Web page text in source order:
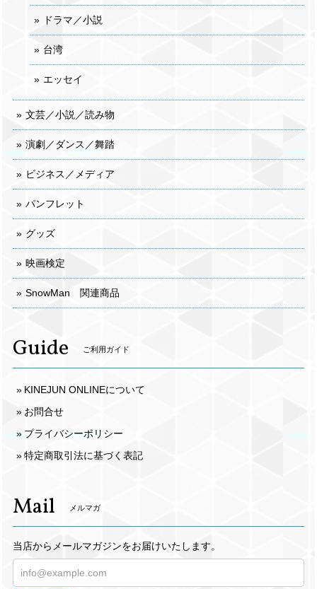
ドラマ／小説
台湾
エッセイ
文芸／小説／読み物
演劇／ダンス／舞踏
ビジネス／メディア
パンフレット
グッズ
映画検定
SnowMan 関連商品
Guide ご利用ガイド
KINEJUN ONLINEについて
お問合せ
プライバシーポリシー
特定商取引法に基づく表記
Mail メルマガ
当店からメールマガジンをお届けいたします。